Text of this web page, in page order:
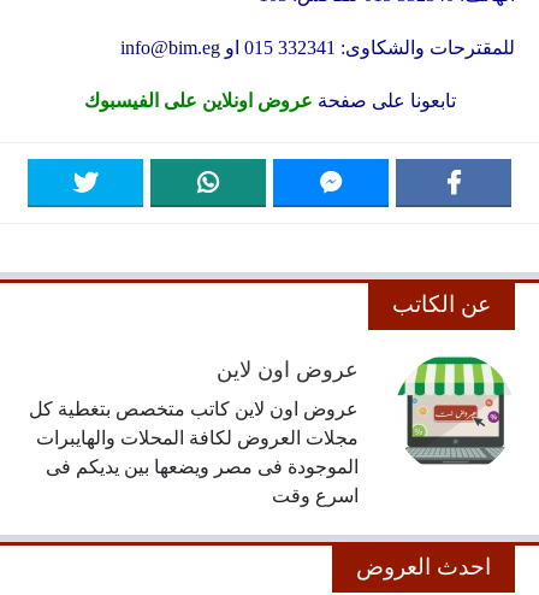
للمقترحات والشكاوى: 332341 015 او info@bim.eg
تابعونا على صفحة عروض اونلاين على الفيسبوك
عن الكاتب
عروض اون لاين
عروض اون لاين كاتب متخصص بتغطية كل
مجلات العروض لكافة المحلات والهايبرات
الموجودة فى مصر ويضعها بين يديكم فى
اسرع وقت
احدث العروض